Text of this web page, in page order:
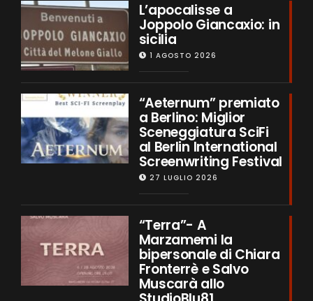
L’apocalisse a
Joppolo Giancaxio: in
sicilia
1 AGOSTO 2026
“Aeternum” premiato
a Berlino: Miglior
Sceneggiatura SciFi
al Berlin International
Screenwriting Festival
27 LUGLIO 2026
“Terra”- A
Marzamemi la
bipersonale di Chiara
Fronterrè e Salvo
Muscarà allo